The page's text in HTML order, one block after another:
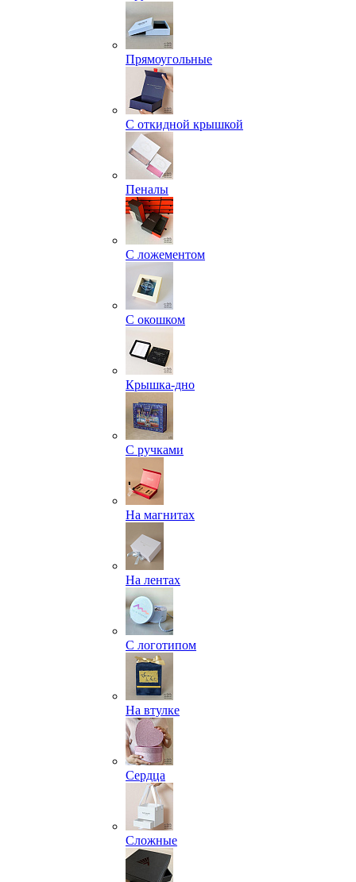
Прямоугольные
С откидной крышкой
Пеналы
С ложементом
С окошком
Крышка-дно
С ручками
На магнитах
На лентах
С логотипом
На втулке
Сердца
Сложные